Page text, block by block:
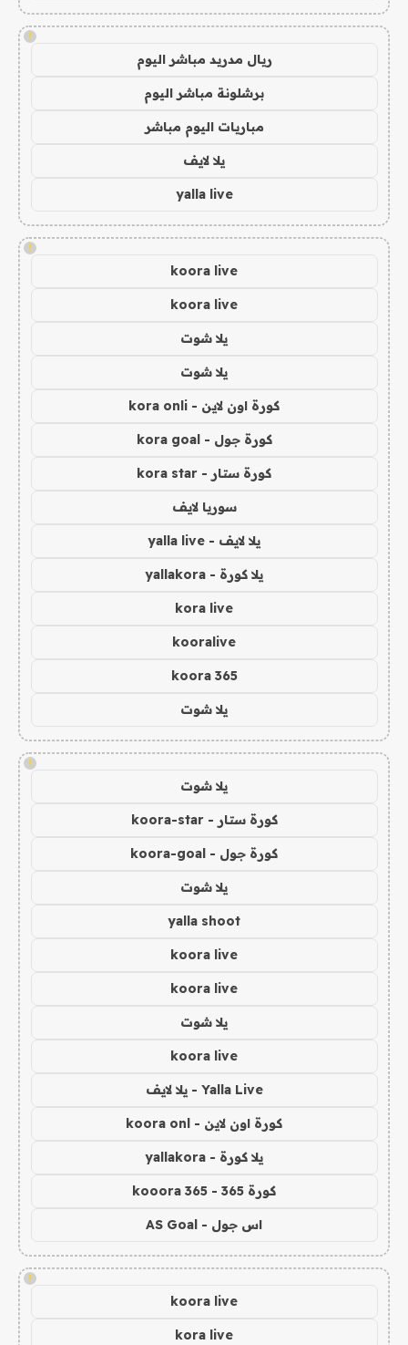
!
ريال مدريد مباشر اليوم
برشلونة مباشر اليوم
مباريات اليوم مباشر
يلا لايف
yalla live
!
koora live
koora live
يلا شوت
يلا شوت
كورة اون لاين - kora onli
كورة جول - kora goal
كورة ستار - kora star
سوريا لايف
يلا لايف - yalla live
يلا كورة - yallakora
kora live
kooralive
koora 365
يلا شوت
!
يلا شوت
كورة ستار - koora-star
كورة جول - koora-goal
يلا شوت
yalla shoot
koora live
koora live
يلا شوت
koora live
Yalla Live - يلا لايف
كورة اون لاين - koora onl
يلا كورة - yallakora
كورة 365 - kooora 365
اس جول - AS Goal
!
koora live
kora live